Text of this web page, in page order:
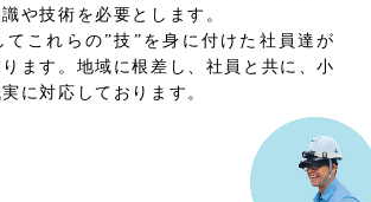
や技術を必要とします。
てこれらの”技”を身に付けた社員達が
ます。地域に根差し、社員と共に、小
に対応しております。